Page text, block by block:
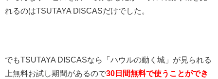
れるのはTSUTAYA DISCASだけでした。
でもTSUTAYA DISCASなら「ハウルの動く城」が見られる
上無料お試し期間があるので30日間無料で使うことができ